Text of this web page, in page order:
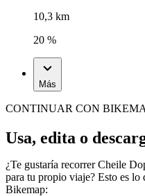
10,3 km
20 %
Más
CONTINUAR CON
Usa, edita o
¿Te gustaría recorrer Cheile
para tu propio viaje? Esto es lo
Bikemap: